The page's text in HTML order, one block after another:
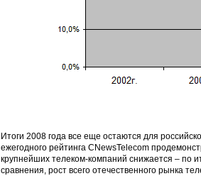
Итоги 2008 года все еще остаются для
ежегодного рейтинга CNewsTelecom
крупнейших телеком-компаний снижается – по
сравнения, рост всего отечественного рынка